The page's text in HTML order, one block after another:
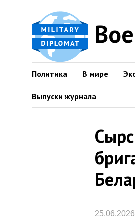
Политика В мире
Выпуски журнала
25.06.2026